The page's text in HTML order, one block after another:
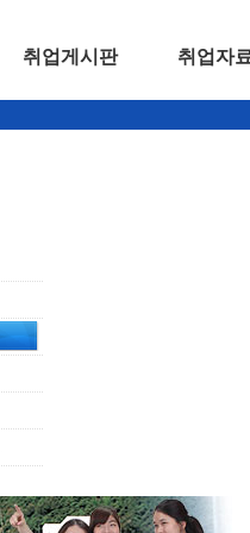
취업게시판 취업자